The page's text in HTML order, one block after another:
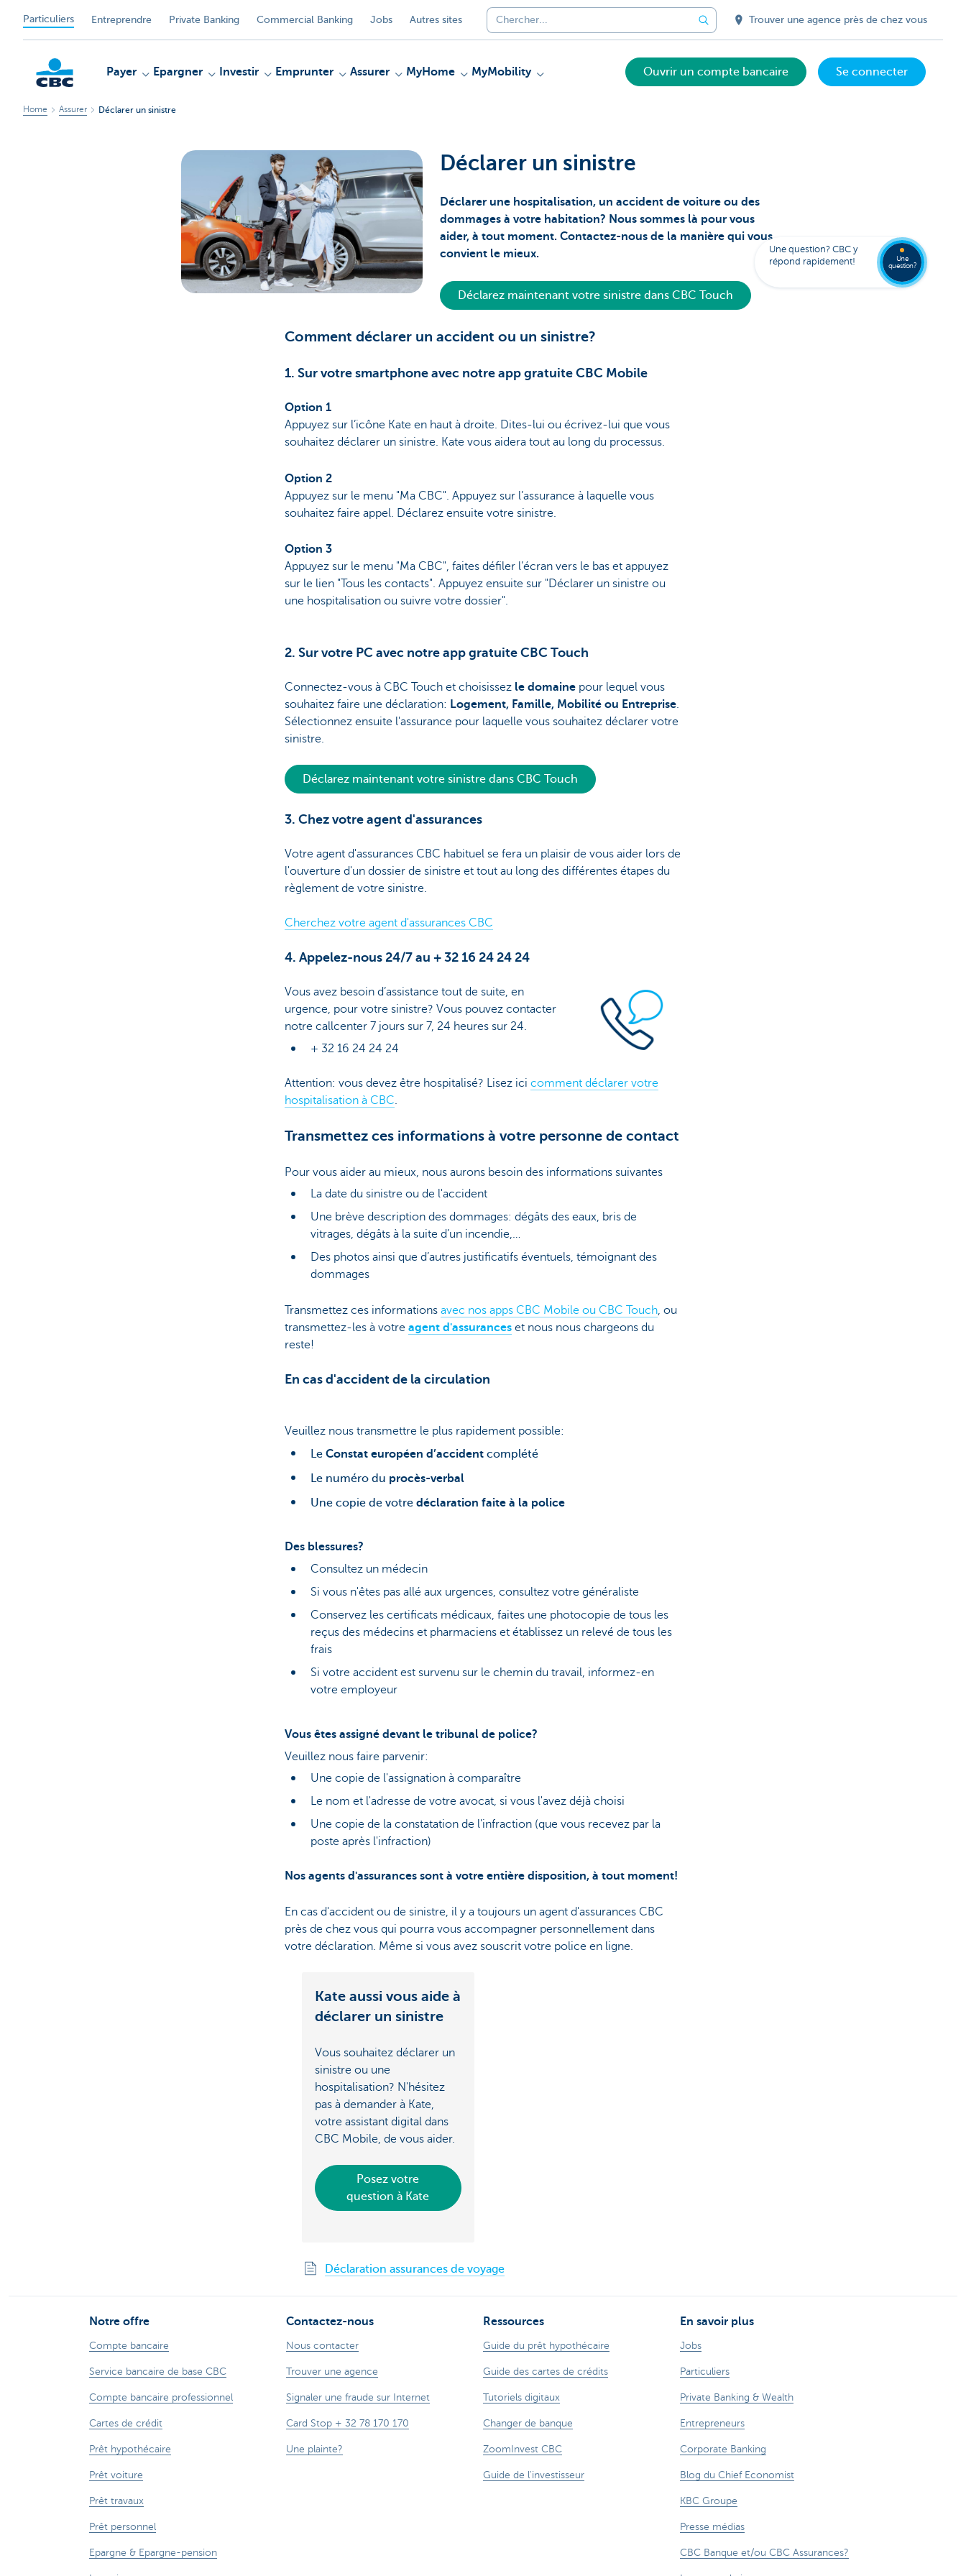
Particuliers Entreprendre Private Banking Commercial Banking Jobs Autres sites Trouver une agence près de chez vous
Payer Epargner Investir Emprunter Assurer MyHome MyMobility Ouvrir un compte bancaire Se connecter
Home Assurer Déclarer un sinistre
Déclarer un sinistre
Déclarer une hospitalisation, un accident de voiture ou des
dommages à votre habitation? Nous sommes là pour vous
aider, à tout moment. Contactez-nous de la manière qui vous
convient le mieux.
Déclarez maintenant votre sinistre dans CBC Touch
Comment déclarer un accident ou un sinistre?
1. Sur votre smartphone avec notre app gratuite CBC Mobile
Option 1
Appuyez sur l’icône Kate en haut à droite. Dites-lui ou écrivez-lui que vous
souhaitez déclarer un sinistre. Kate vous aidera tout au long du processus.
Option 2
Appuyez sur le menu "Ma CBC". Appuyez sur l’assurance à laquelle vous
souhaitez faire appel. Déclarez ensuite votre sinistre.
Option 3
Appuyez sur le menu "Ma CBC", faites défiler l’écran vers le bas et appuyez
sur le lien "Tous les contacts". Appuyez ensuite sur "Déclarer un sinistre ou
une hospitalisation ou suivre votre dossier".
2. Sur votre PC avec notre app gratuite CBC Touch
Connectez-vous à CBC Touch et choisissez le domainepour lequel vous
souhaitez faire une déclaration: Logement, Famille, Mobilité ou Entreprise.
Sélectionnez ensuite l'assurance pour laquelle vous souhaitez déclarer votre
sinistre.
Déclarez maintenant votre sinistre dans CBC Touch
3. Chez votre agent d'assurances
Votre agent d'assurances CBC habituel se fera un plaisir de vous aider lors de
l'ouverture d'un dossier de sinistre et tout au long des différentes étapes du
règlement de votre sinistre.
Cherchez votre agent d'assurances CBC
4. Appelez-nous 24/7 au + 32 16 24 24 24
Vous avez besoin d’assistance tout de suite, en
urgence, pour votre sinistre? Vous pouvez contacter
notre callcenter 7 jours sur 7, 24 heures sur 24.
+ 32 16 24 24 24
Attention: vous devez être hospitalisé? Lisez ici comment déclarer votre
hospitalisation à CBC
Transmettez ces informations à votre personne de contact
Pour vous aider au mieux, nous aurons besoin des informations suivantes
La date du sinistre ou de l'accident
Une brève description des dommages: dégâts des eaux, bris de
vitrages, dégâts à la suite d’un incendie,…
Des photos ainsi que d’autres justificatifs éventuels, témoignant des
dommages
Transmettez ces informations avec nos apps CBC Mobile ou CBC Touch, ou
transmettez-les à votre agent d'assurances et nous nous chargeons du
reste!
En cas d'accident de la circulation
Veuillez nous transmettre le plus rapidement possible:
Le Constat européen d’accidentcomplété
Le numéro du procès-verbal
Une copie de votre déclaration faite à la police
Des blessures?
Consultez un médecin
Si vous n'êtes pas allé aux urgences, consultez votre généraliste
Conservez les certificats médicaux, faites une photocopie de tous les
reçus des médecins et pharmaciens et établissez un relevé de tous les
frais
Si votre accident est survenu sur le chemin du travail, informez-en
votre employeur
Vous êtes assigné devant le tribunal de police?
Veuillez nous faire parvenir:
Une copie de l'assignation à comparaître
Le nom et l'adresse de votre avocat, si vous l'avez déjà choisi
Une copie de la constatation de l'infraction (que vous recevez par la
poste après l'infraction)
Nos agents d'assurances sont à votre entière disposition, à tout moment!
En cas d'accident ou de sinistre, il y a toujours un agent d'assurances CBC
près de chez vous qui pourra vous accompagner personnellement dans
votre déclaration. Même si vous avez souscrit votre police en ligne.
Kate aussi vous aide à
déclarer un sinistre
Vous souhaitez déclarer un
sinistre ou une
hospitalisation? N'hésitez
pas à demander à Kate,
votre assistant digital dans
CBC Mobile, de vous aider.
Posez votre
question à Kate
Déclaration assurances de voyage
Notre offre
Compte bancaire
Service bancaire de base CBC
Compte bancaire professionnel
Cartes de crédit
Prêt hypothécaire
Prêt voiture
Prêt travaux
Prêt personnel
Epargne & Epargne-pension
Contactez-nous
Nous contacter
Trouver une agence
Signaler une fraude sur Internet
Card Stop + 32 78 170 170
Une plainte?
Ressources
Guide du prêt hypothécaire
Guide des cartes de crédits
Tutoriels digitaux
Changer de banque
ZoomInvest CBC
Guide de l'investisseur
En savoir plus
Jobs
Particuliers
Private Banking & Wealth
Entrepreneurs
Corporate Banking
Blog du Chief Economist
KBC Groupe
Presse médias
CBC Banque et/ou CBC Assurances?
Une question? CBC y
répond rapidement!
Une
question?